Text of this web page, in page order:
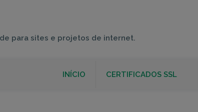
para sites e projetos de internet.
INÍCIO CERTIFICADOS SSL